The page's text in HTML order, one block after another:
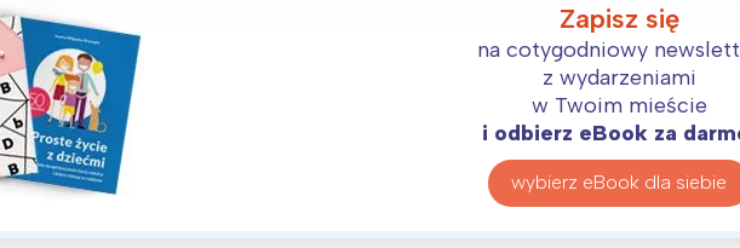
Zapisz się
na cotygodniowy
z wydarzeniami
w Twoim mieście
i odbierz eBook za
wybierz eBook dla siebie